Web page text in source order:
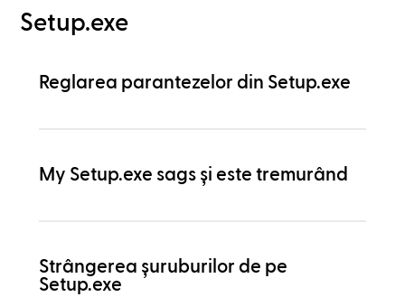
Setup.exe
Reglarea parantezelor din Setup.exe
My Setup.exe sags și este tremurând
Strângerea șuruburilor de pe
Setup.exe